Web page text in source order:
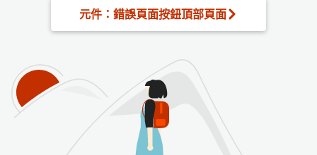
元件：錯誤頁面按鈕頂部頁面